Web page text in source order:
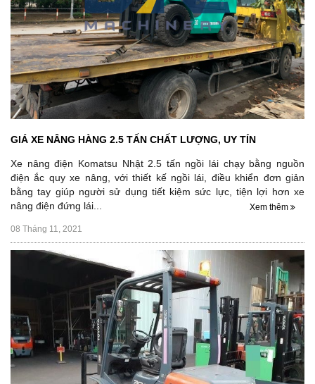
GIÁ XE NÂNG HÀNG 2.5 TẤN CHẤT LƯỢNG, UY TÍN
Xe nâng điện Komatsu Nhật 2.5 tấn ngồi lái chạy bằng nguồn
điện ắc quy xe nâng, với thiết kế ngồi lái, điều khiển đơn giản
bằng tay giúp người sử dụng tiết kiệm sức lực, tiện lợi hơn xe
nâng điện đứng lái...
08 Tháng 11, 2021
Xem thêm